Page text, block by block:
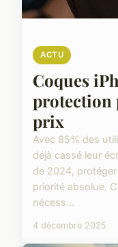
ACTU
Coques
protection
prix
Avec 85% des
déjà cassé leur
de 2024,
priorité absolue.
nécess...
4 décembre 2025